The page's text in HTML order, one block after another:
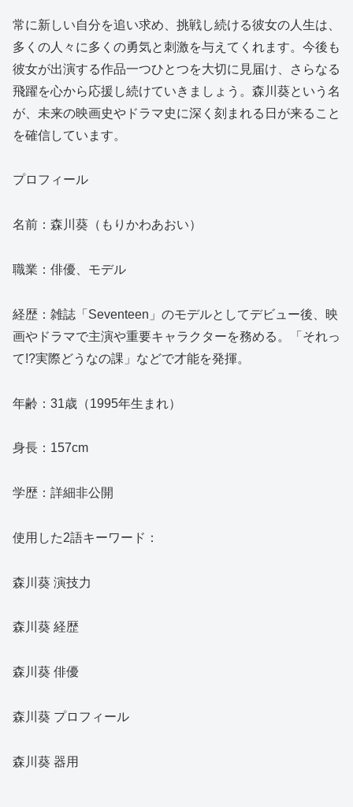
常に新しい自分を追い求め、挑戦し続ける彼女の人生は、
多くの人々に多くの勇気と刺激を与えてくれます。今後も
彼女が出演する作品一つひとつを大切に見届け、さらなる
飛躍を心から応援し続けていきましょう。森川葵という名
が、未来の映画史やドラマ史に深く刻まれる日が来ること
を確信しています。
プロフィール
名前：森川葵（もりかわあおい）
職業：俳優、モデル
経歴：雑誌「Seventeen」のモデルとしてデビュー後、映
画やドラマで主演や重要キャラクターを務める。「それっ
て!?実際どうなの課」などで才能を発揮。
年齢：31歳（1995年生まれ）
身長：157cm
学歴：詳細非公開
使用した2語キーワード：
森川葵 演技力
森川葵 経歴
森川葵 俳優
森川葵 プロフィール
森川葵 器用